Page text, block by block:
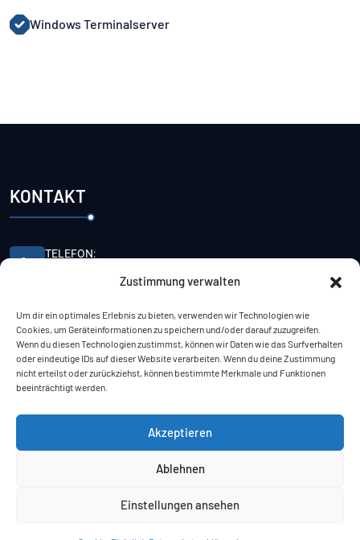
Zustimmung verwalten
Um dir ein optimales Erlebnis zu bieten, verwenden wir Technologien wie
Cookies, um Geräteinformationen zu speichern und/oder darauf zuzugreifen.
Wenn du diesen Technologien zustimmst, können wir Daten wie das Surfverhalten
oder eindeutige IDs auf dieser Website verarbeiten. Wenn du deine Zustimmung
nicht erteilst oder zurückziehst, können bestimmte Merkmale und Funktionen
beeinträchtigt werden.
Akzeptieren
Ablehnen
Einstellungen ansehen
Windows Terminalserver
KONTAKT
TELEFON:
E-MAIL:
info@mk-systems.de
ANSCHRIFT:
MK-Systems GmbH